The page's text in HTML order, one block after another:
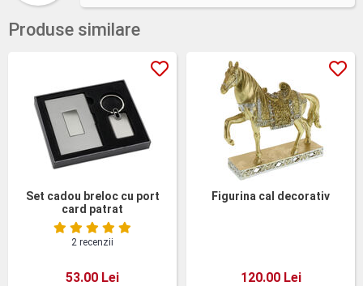
Produse similare
Set cadou breloc cu port
card patrat
2 recenzii
53.00 Lei
Figurina cal decorativ
120.00 Lei